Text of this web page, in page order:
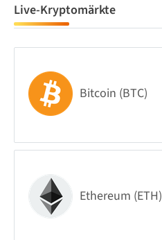
Live-Kryptomärkte
Bitcoin (BTC)
Ethereum (ETH)